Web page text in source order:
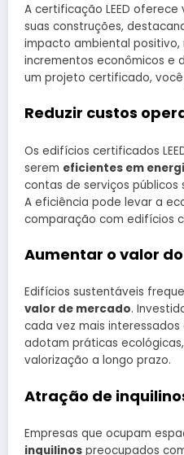
A certificação LEED oferece
suas construções,
impacto ambiental
incrementos econômicos e
um projeto certificado,
Reduzir custos
Os edifícios certificados
serem eficientes em
contas de serviços
A eficiência pode levar a
comparação com edifícios
Aumentar o valor
Edifícios sustentáveis
valor de mercado.
cada vez mais
adotam práticas
valorização a longo prazo.
Atração de
Empresas que ocupam
inquilinos preocupados